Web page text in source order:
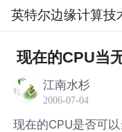
英特尔边缘计算技
社区 英特尔边缘
现在的CPU当
江南水杉
2006-07-04
现在的CPU是否可